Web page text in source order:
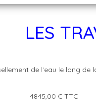
LES
de l’eau le long
€ TTC